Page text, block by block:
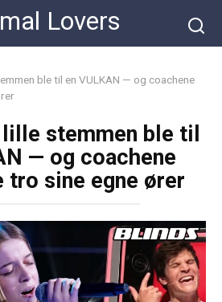
Lovers
ble til en VULKAN — og coachene
stemmen ble til
— og coachene
tro sine egne ører